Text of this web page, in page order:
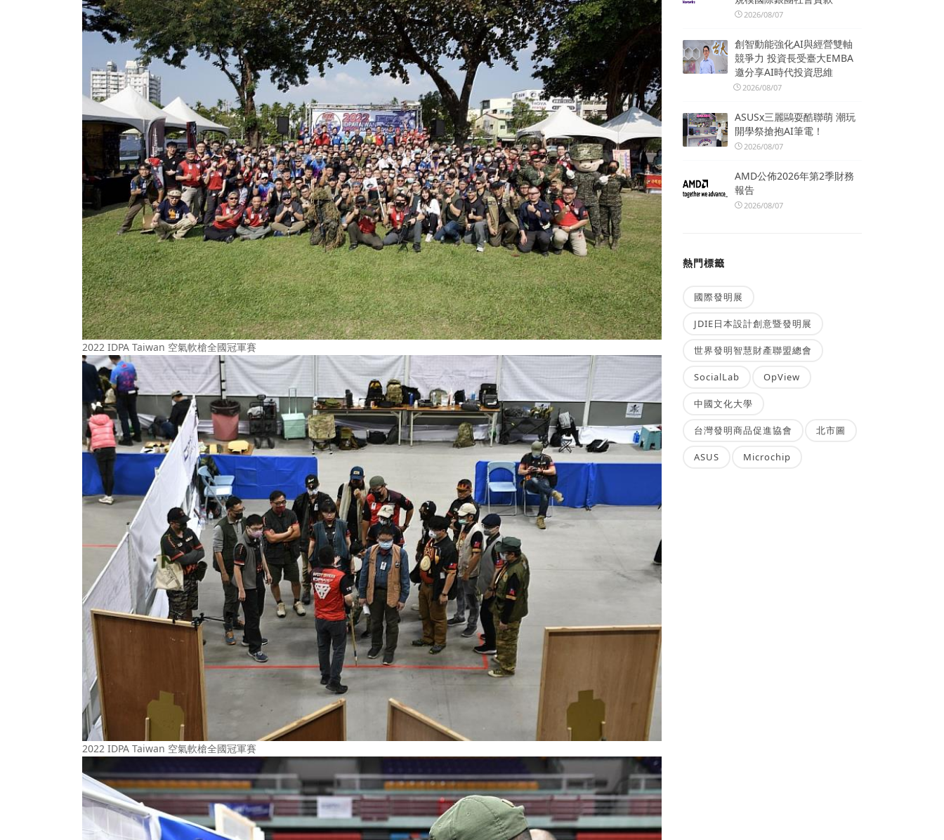
2022 IDPA Taiwan 空氣軟槍全國冠軍賽
2022 IDPA Taiwan 空氣軟槍全國冠軍賽
2026/08/07
創智動能強化AI與經營雙軸
競爭力 投資長受臺大EMBA
邀分享AI時代投資思維
2026/08/07
ASUSx三麗鷗耍酷聯萌 潮玩
開學祭搶抱AI筆電！
2026/08/07
AMD公佈2026年第2季財務
報告
2026/08/07
熱門標籤
國際發明展
JDIE日本設計創意暨發明展
世界發明智慧財產聯盟總會
SocialLab OpView
中國文化大學
台灣發明商品促進協會 北市圖
ASUS Microchip